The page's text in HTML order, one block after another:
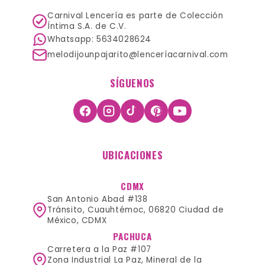
Carnival Lencería es parte de Colección
Íntima S.A. de C.V.
Whatsapp: 5634028624
melodijounpajarito@lenceríacarnival.com
SÍGUENOS
UBICACIONES
CDMX
San Antonio Abad #138
Tránsito, Cuauhtémoc, 06820 Ciudad de
México, CDMX
PACHUCA
Carretera a la Paz #107
Zona Industrial La Paz, Mineral de la